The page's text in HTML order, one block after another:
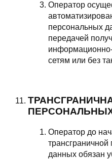
Оператор
персональных
передачей
сетям или без
Оператор до
данных обязан